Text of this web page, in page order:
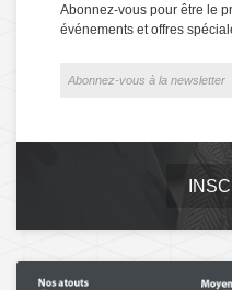
Abonnez-vous pour être le
événements et offres